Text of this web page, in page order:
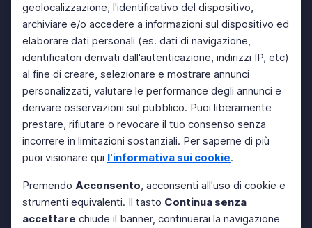
geolocalizzazione, l'identificativo del dispositivo,
archiviare e/o accedere a informazioni sul dispositivo ed
elaborare dati personali (es. dati di navigazione,
identificatori derivati dall'autenticazione, indirizzi IP, etc)
al fine di creare, selezionare e mostrare annunci
personalizzati, valutare le performance degli annunci e
derivare osservazioni sul pubblico. Puoi liberamente
prestare, rifiutare o revocare il tuo consenso senza
incorrere in limitazioni sostanziali. Per saperne di più
puoi visionare qui l'informativa sui cookie.
Premendo Acconsento, acconsenti all'uso di cookie e
strumenti equivalenti. Il tasto Continua senza
accettare chiude il banner, continuerai la navigazione